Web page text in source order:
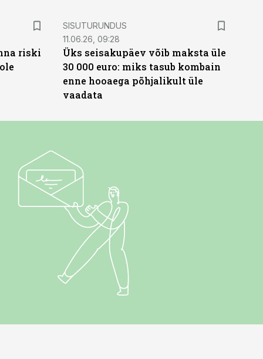
riski
ST
SISUTURUNDUS
11.06.26, 09:28
Üks seisakupäev võib maksta üle
30 000 euro: miks tasub kombain
enne hooaega põhjalikult üle
vaadata